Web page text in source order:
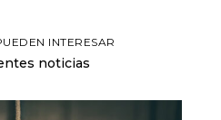
INTERESAR
noticias